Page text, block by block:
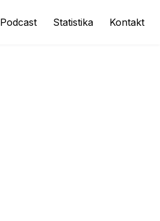
Podcast Statistika Kontakt